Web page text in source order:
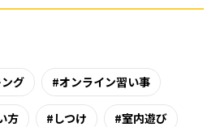
グ オンライン習い事
方 しつけ 室内遊び